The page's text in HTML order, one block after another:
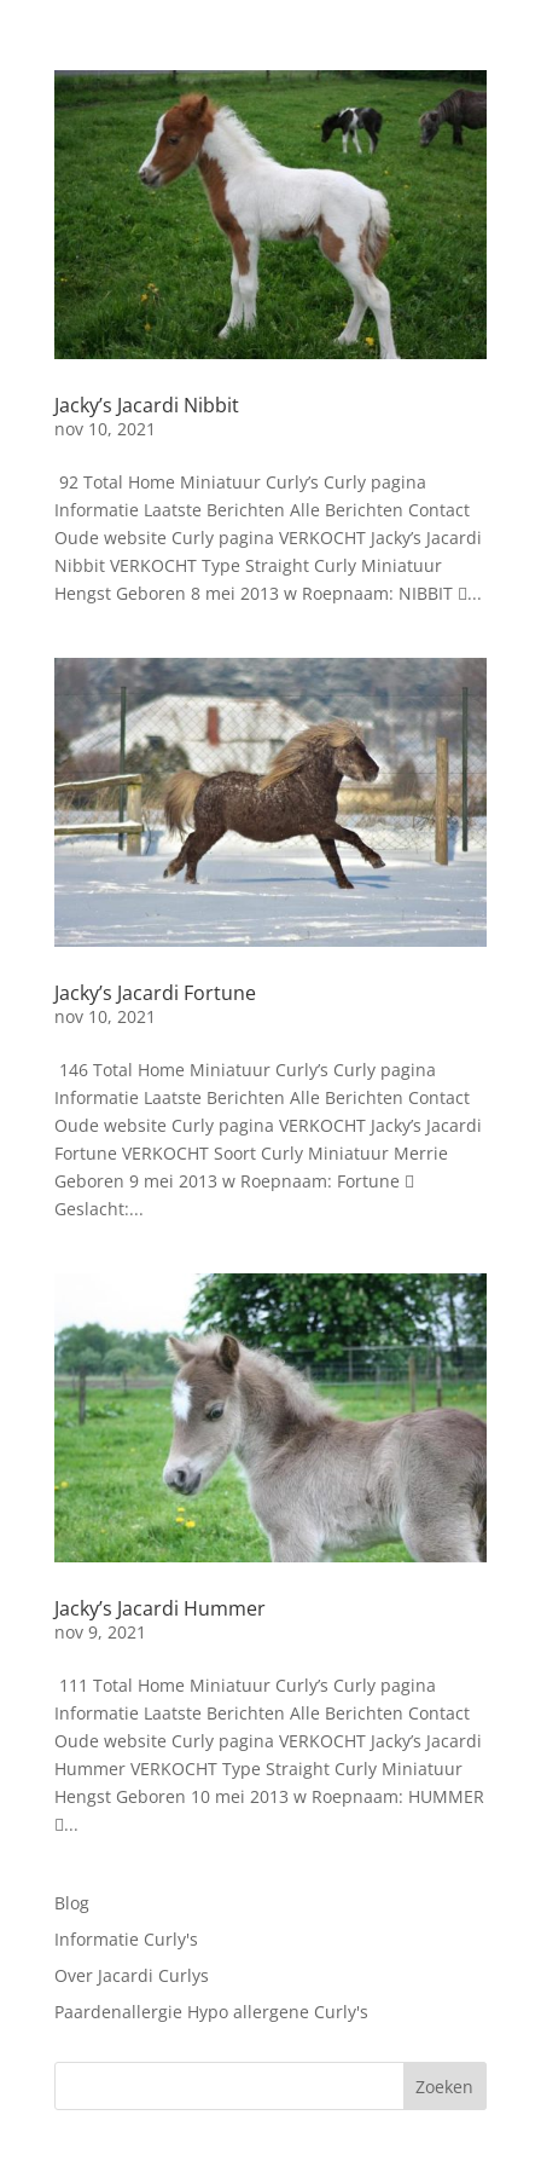
Jacky’s Jacardi Nibbit
nov 10, 2021
92 Total Home Miniatuur Curly’s Curly pagina
Informatie Laatste Berichten Alle Berichten Contact
Oude website Curly pagina VERKOCHT Jacky’s Jacardi
Nibbit VERKOCHT Type Straight Curly Miniatuur
Hengst Geboren 8 mei 2013 w Roepnaam: NIBBIT ...
Jacky’s Jacardi Fortune
nov 10, 2021
146 Total Home Miniatuur Curly’s Curly pagina
Informatie Laatste Berichten Alle Berichten Contact
Oude website Curly pagina VERKOCHT Jacky’s Jacardi
Fortune VERKOCHT Soort Curly Miniatuur Merrie
Geboren 9 mei 2013 w Roepnaam: Fortune 
Geslacht:...
Jacky’s Jacardi Hummer
nov 9, 2021
111 Total Home Miniatuur Curly’s Curly pagina
Informatie Laatste Berichten Alle Berichten Contact
Oude website Curly pagina VERKOCHT Jacky’s Jacardi
Hummer VERKOCHT Type Straight Curly Miniatuur
Hengst Geboren 10 mei 2013 w Roepnaam: HUMMER
...
Blog
Informatie Curly's
Over Jacardi Curlys
Paardenallergie Hypo allergene Curly's
Zoeken